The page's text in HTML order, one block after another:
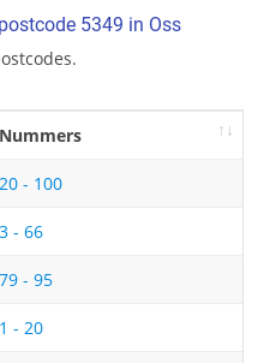
5349 in Oss
Nummers
20 - 100
3 - 66
79 - 95
1 - 20